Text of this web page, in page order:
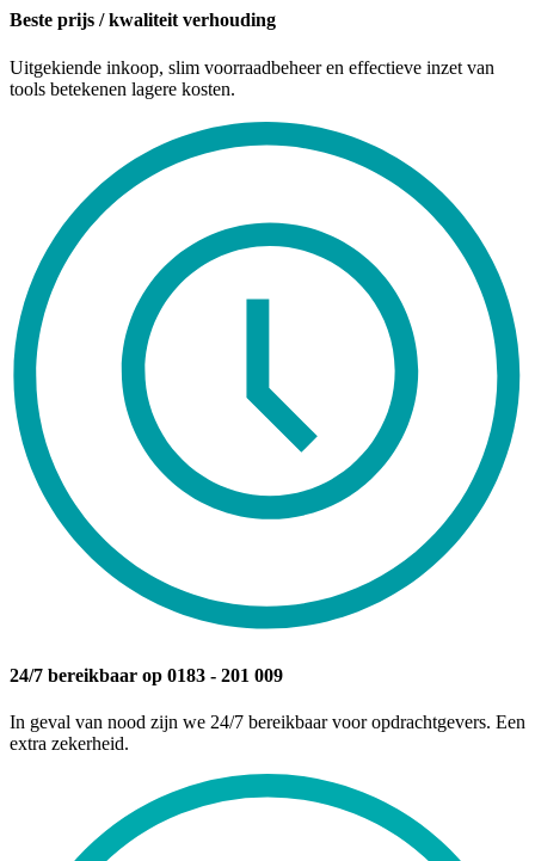
Beste prijs / kwaliteit verhouding
Uitgekiende inkoop, slim voorraadbeheer en effectieve inzet van
tools betekenen lagere kosten.
24/7 bereikbaar op 0183 - 201 009
In geval van nood zijn we 24/7 bereikbaar voor opdrachtgevers. Een
extra zekerheid.